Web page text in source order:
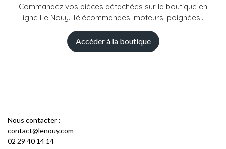
Commandez vos pièces détachées sur la boutique en
ligne Le Nouy. Télécommandes, moteurs, poignées...
Accéder à la boutique
Nous contacter :
contact@lenouy.com
02 29 40 14 14